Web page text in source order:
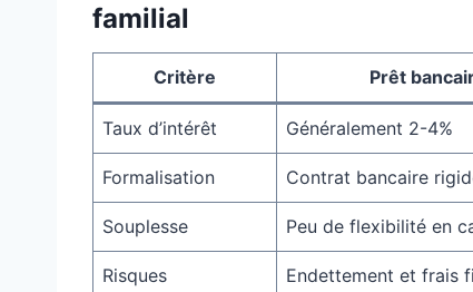
familial
Critère Prêt
Taux d’intérêt Généralement 2-4%
Formalisation Contrat bancaire
Souplesse Peu de flexibilité en
Risques Endettement et frais